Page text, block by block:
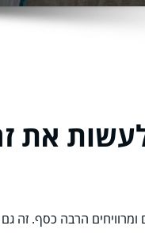
את
הרבה כסף. זה